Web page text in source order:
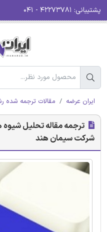
پشتیبانی:
ایران عرضه مقالات ترجمه شده
ترجمه مقاله تحلیل شیوه
شرکت سیمان هند